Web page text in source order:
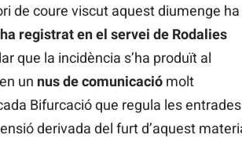
de coure viscut aquest diumenge ha
registrat en el servei de Rodalies
que la incidència s’ha produït al
un nus de comunicació molt
Bifurcació que regula les
derivada del furt d’aquest